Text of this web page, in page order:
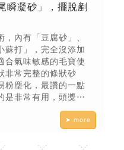
瞬凝砂」，擺脫剷
內有「豆腐砂」、
蘇打」，完全沒添加
合氣味敏感的毛寶使
非常完整的條狀砂
粉塵化，最讚的一點
是非常有用，頭獎本
味跟尿味完美被掩蓋
棒～養到一個愛在邊
結力也會有差，初尾
➤ more